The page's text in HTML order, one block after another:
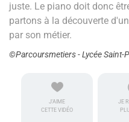
juste. Le piano doit donc
partons à la découverte
par son métier.
©Parcoursmetiers - Lycée Saint-
J'AIME
CETTE VIDÉO
JE